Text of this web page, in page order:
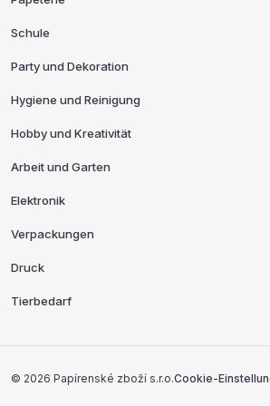
Schule
Party und Dekoration
Hygiene und Reinigung
Hobby und Kreativität
Arbeit und Garten
Elektronik
Verpackungen
Druck
Tierbedarf
Copyright und
© 2026 Papírenské zboží s.r.o.Cookie-